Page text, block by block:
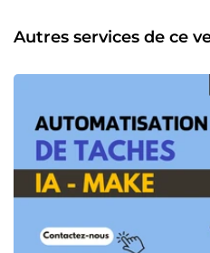
publication stores, analytics
vitrines, e-commerce &amp;
Core Web Vitals (LCP/INP/
contenus qui convertissent. IA appliquée &amp;
Automatisation : Chat RAG (FAQ/catalogue) + handoff
humain, Génération &amp;
contrôlé), Recherche
Automations n8n / Make
reporting). Bénéfices pour votre business : Vitesse &amp;
conversions : pages &lt; 2,5 s,
suivis. Moins de tâches
Autres services de ce